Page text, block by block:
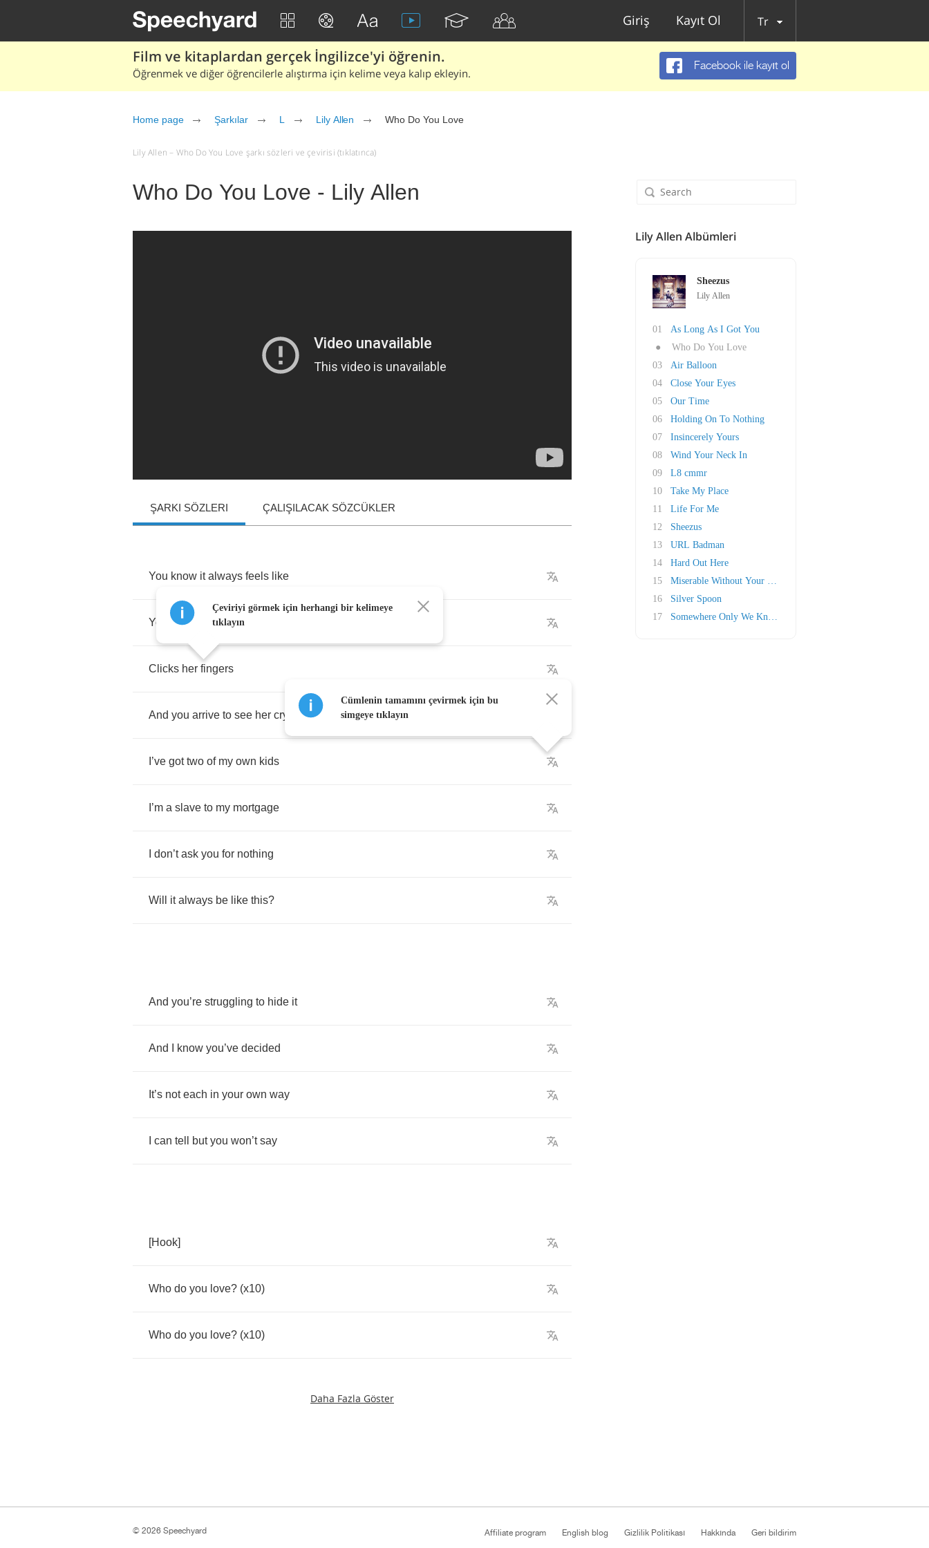
Giriş Kayıt Ol Tr
Film ve kitaplardan gerçek İngilizce'yi öğrenin.
Öğrenmek ve diğer öğrencilerle alıştırma için kelime veya kalıp ekleyin.
Facebook ile kayıt ol
Home page Şarkılar L Lily Allen Who Do You Love
Lily Allen – Who Do You Love şarkı sözleri ve çevirisi (tıklatınca)
Who Do You Love - Lily Allen
ŞARKI SÖZLERI ÇALIŞILACAK SÖZCÜKLER
You know it always feels like
You take side
Clicks her fingers
And you arrive to see her cry
’ve got two of my own kids
’m a slave to my mortgage
don’t ask you for nothing
Will it always be like this?
And you’re struggling to hide it
And know you’ve decided
It’s not each in your own way
can tell but you won’t say
[Hook]
Who do you love? (x10)
Who do you love? (x10)
Daha Fazla Göster
Çeviriyi görmek için herhangi bir kelimeye
tıklayın
Cümlenin tamamını çevirmek için bu
simgeye tıklayın
Lily Allen Albümleri
Sheezus
Lily Allen
01
As Long As I Got You
●
Who Do You Love
03
Air Balloon
04
Close Your Eyes
05
Our Time
06
Holding On To Nothing
07
Insincerely Yours
08
Wind Your Neck In
09
L8 cmmr
10
Take My Place
11
Life For Me
12
Sheezus
13
URL Badman
14
Hard Out Here
15
Miserable Without Your Love
16
Silver Spoon
17
Somewhere Only We Know
Affiliate program English blog Gizlilik Politikası Hakkında Geri bildirim
© 2026 Speechyard